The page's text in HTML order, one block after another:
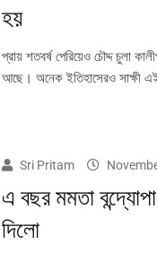
হয়
প্রায় শতবর্ষ পেরিয়েও চৌদ্দ চুলা
আছে। অনেক ইতিহাসেরও সাক্ষী
Sri Pritam
এ বছর মমতা
দিলো